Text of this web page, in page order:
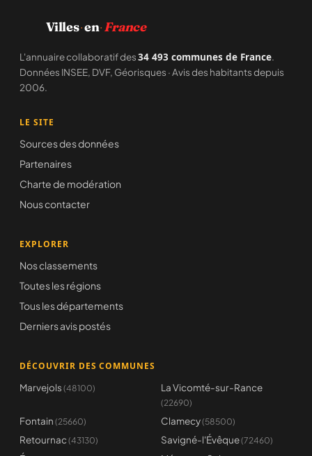
Villes·en· France
L'annuaire collaboratif des34 493 communes de France.
Données INSEE, DVF, Géorisques · Avis des habitants depuis
2006.
LE SITE
Sources des données
Partenaires
Charte de modération
Nous contacter
EXPLORER
Nos classements
Toutes les régions
Tous les départements
Derniers avis postés
DÉCOUVRIR DES COMMUNES
Marvejols (48100) La Vicomté-sur-Rance
(22690)
Fontain (25660) Clamecy(58500)
Retournac (43130) Savigné-l'Évêque(72460)